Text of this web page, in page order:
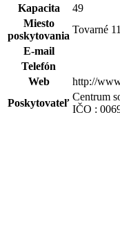
Kapacita
49
Miesto
poskytovania
Tovarné
E-mail
Telefón
Web
http://
Poskytovateľ
Centrum
IČO :